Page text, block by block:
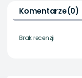
Komentarze(0)
Brak recenzji